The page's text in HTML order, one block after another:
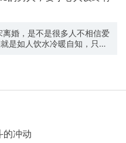
离婚，是不是很多人不相信爱
是如人饮水冷暖自知，只是
甜蜜吧，关于他们的私生
的冲动